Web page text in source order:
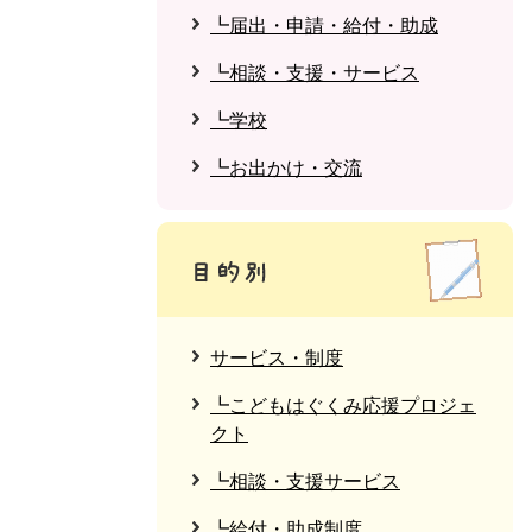
┗届出・申請・給付・助成
┗相談・支援・サービス
┗学校
┗お出かけ・交流
サービス・制度
┗こどもはぐくみ応援プロジェ
クト
┗相談・支援サービス